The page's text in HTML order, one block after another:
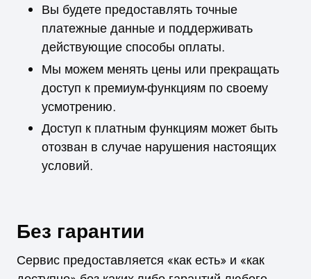
Вы будете предоставлять точные
платежные данные и поддерживать
действующие способы оплаты.
Мы можем менять цены или прекращать
доступ к премиум-функциям по своему
усмотрению.
Доступ к платным функциям может быть
отозван в случае нарушения настоящих
условий.
Без гарантии
Сервис предоставляется «как есть» и «как